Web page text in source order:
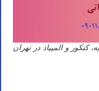
کنکور و المپیاد در تهران